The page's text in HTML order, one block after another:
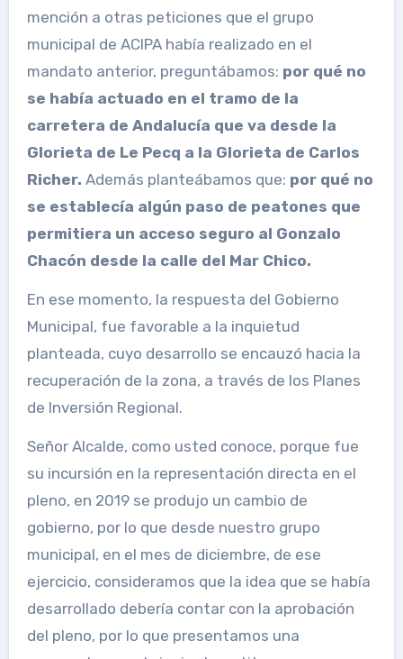
mención a otras peticiones que el grupo
municipal de ACIPA había realizado en el
mandato anterior, preguntábamos: por qué no
se había actuado en el tramo de la
carretera de Andalucía que va desde la
Glorieta de Le Pecq a la Glorieta de Carlos
Richer. Además planteábamos que: por qué no
se establecía algún paso de peatones que
permitiera un acceso seguro al Gonzalo
Chacón desde la calle del Mar Chico.
En ese momento, la respuesta del Gobierno
Municipal, fue favorable a la inquietud
planteada, cuyo desarrollo se encauzó hacia la
recuperación de la zona, a través de los Planes
de Inversión Regional.
Señor Alcalde, como usted conoce, porque fue
su incursión en la representación directa en el
pleno, en 2019 se produjo un cambio de
gobierno, por lo que desde nuestro grupo
municipal, en el mes de diciembre, de ese
ejercicio, consideramos que la idea que se había
desarrollado debería contar con la aprobación
del pleno, por lo que presentamos una